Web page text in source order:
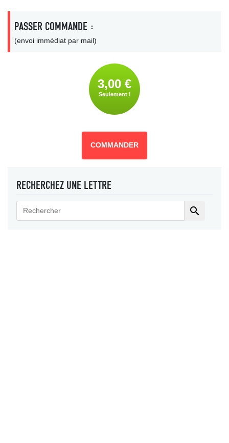
PASSER COMMANDE :
(envoi immédiat par mail)
3,00 €
Seulement !
COMMANDER
RECHERCHEZ UNE LETTRE
